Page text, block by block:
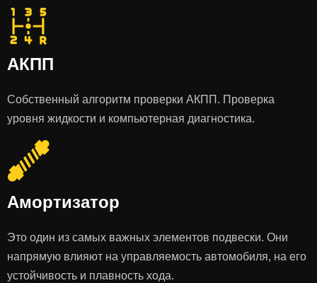
АКПП
Собственный алгоритм проверки АКПП. Проверка
уровня жидкости и компьютерная диагностика.
Амортизатор
Это один из самых важных элементов подвески. Они
напрямую влияют на управляемость автомобиля, на его
устойчивость и плавность хода.